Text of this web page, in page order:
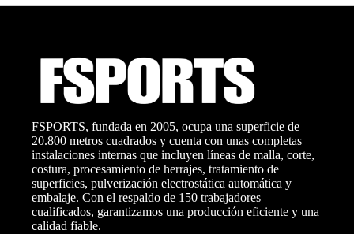
FSPORTS, fundada en 2005, ocupa una superficie de
20.800 metros cuadrados y cuenta con unas completas
instalaciones internas que incluyen líneas de malla, corte,
costura, procesamiento de herrajes, tratamiento de
superficies, pulverización electrostática automática y
embalaje. Con el respaldo de 150 trabajadores
cualificados, garantizamos una producción eficiente y una
calidad fiable.